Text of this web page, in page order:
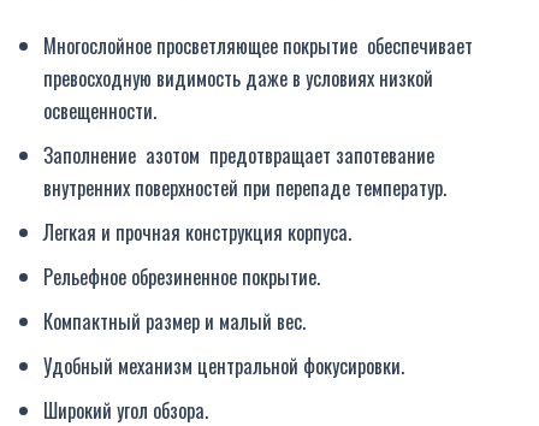
Многослойное просветляющее покрытие обеспечивает
превосходную видимость даже в условиях низкой
освещенности.
Заполнение азотом предотвращает запотевание
внутренних поверхностей при перепаде температур.
Легкая и прочная конструкция корпуса.
Рельефное обрезиненное покрытие.
Компактный размер и малый вес.
Удобный механизм центральной фокусировки.
Широкий угол обзора.